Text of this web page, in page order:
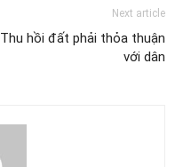
Next article
Thu hồi đất phải thỏa thuận
với dân